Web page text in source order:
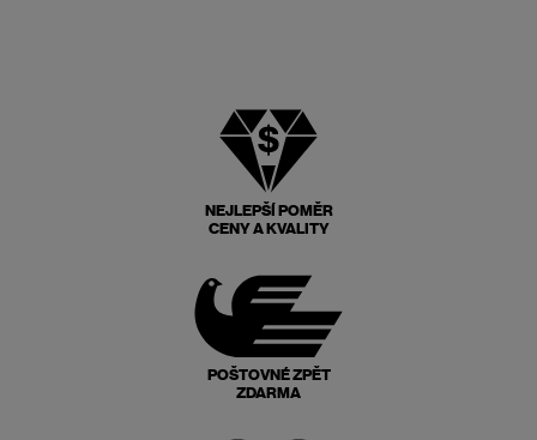
NEJLEPŠÍ POMĚR
CENY A KVALITY
POŠTOVNÉ ZPĚT
ZDARMA